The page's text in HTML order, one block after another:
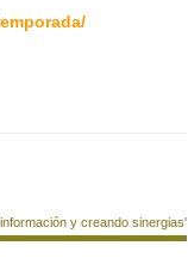
y creando sinergias'